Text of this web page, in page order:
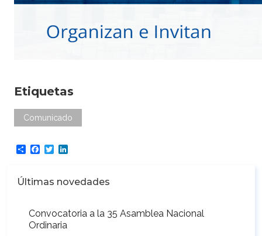
Etiquetas
Comunicado
ShareFacebook
Twitter
Últimas novedades
Convocatoria a la 35 Asamblea Nacional
Ordinaria